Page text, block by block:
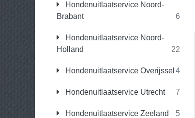
Hondenuitlaatservice Noord-
Brabant
6
Hondenuitlaatservice Noord-
Holland
22
Hondenuitlaatservice Overijssel 4
Hondenuitlaatservice Utrecht 7
Hondenuitlaatservice Zeeland 5